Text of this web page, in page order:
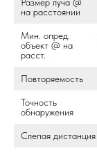
на расстоянии
Мин. опред.
объект @ на
расст.
Повторяемость
Точность
обнаружения
Слепая дистанция